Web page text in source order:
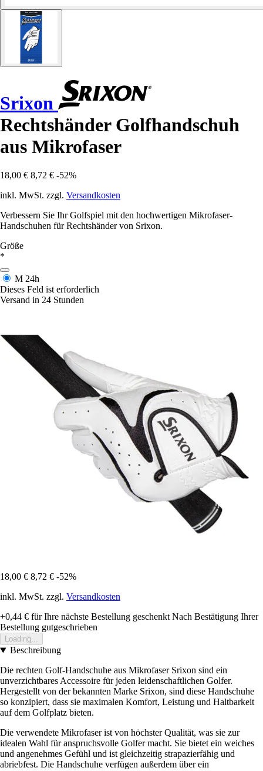
Srixon
Rechtshänder Golfhandschuh
aus Mikrofaser
18,00 € 8,72 € -52%
inkl. MwSt. zzgl. Versandkosten
Verbessern Sie Ihr Golfspiel mit den hochwertigen Mikrofaser-
Handschuhen für Rechtshänder von Srixon.
Größe
*
M 24h
Dieses Feld ist erforderlich
Versand in 24 Stunden
18,00 € 8,72 € -52%
inkl. MwSt. zzgl. Versandkosten
+0,44 € für Ihre nächste Bestellung geschenkt Nach Bestätigung Ihrer
Bestellung gutgeschrieben
Loading...
Beschreibung
Die rechten Golf-Handschuhe aus Mikrofaser Srixon sind ein
unverzichtbares Accessoire für jeden leidenschaftlichen Golfer.
Hergestellt von der bekannten Marke Srixon, sind diese Handschuhe
so konzipiert, dass sie maximalen Komfort, Leistung und Haltbarkeit
auf dem Golfplatz bieten.
Die verwendete Mikrofaser ist von höchster Qualität, was sie zur
idealen Wahl für anspruchsvolle Golfer macht. Sie bietet ein weiches
und angenehmes Gefühl und ist gleichzeitig strapazierfähig und
abriebfest. Die Handschuhe verfügen außerdem über ein